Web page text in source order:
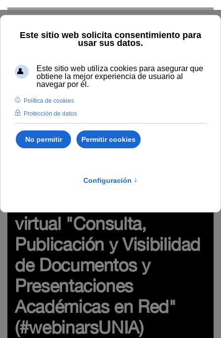
Inicio Innovación
Conocimiento abierto y difusión
Recursos Educativos en abierto
"Consulta, Publicación y Visibilidad de Documentos y
Presentaciones Académicas en Red" (#webinarsUNIA)
virtual "Consulta,
Publicación y Visibilidad
de Documentos y
Presentaciones
Académicas en Red"
(#webinarsUNIA)